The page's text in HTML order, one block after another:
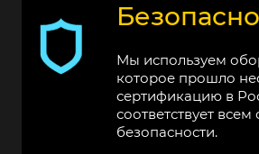
Мы используем
которое прошло
сертификацию в
соответствует всем
безопасности.